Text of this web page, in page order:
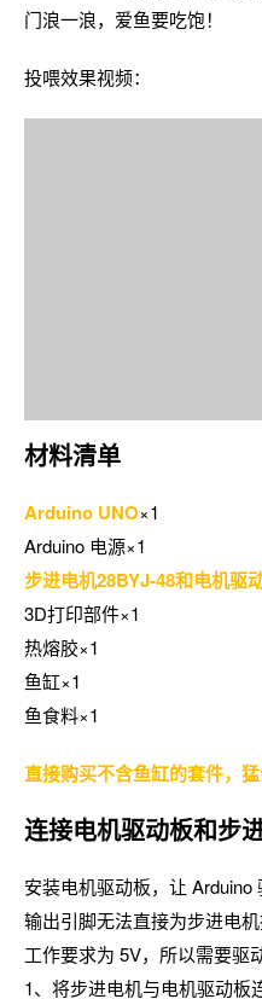
门浪一浪，爱鱼要吃饱！
投喂效果视频：
材料清单
Arduino UNO×1
Arduino 电源×1
步进电机28BYJ-48和电机驱
3D打印部件×1
热熔胶×1
鱼缸×1
鱼食料×1
直接购买不含鱼缸的套件，
连接电机驱动板和步
安装电机驱动板，让 Arduino
输出引脚无法直接为步进电
工作要求为 5V，所以需要驱
1、将步进电机与电机驱动板